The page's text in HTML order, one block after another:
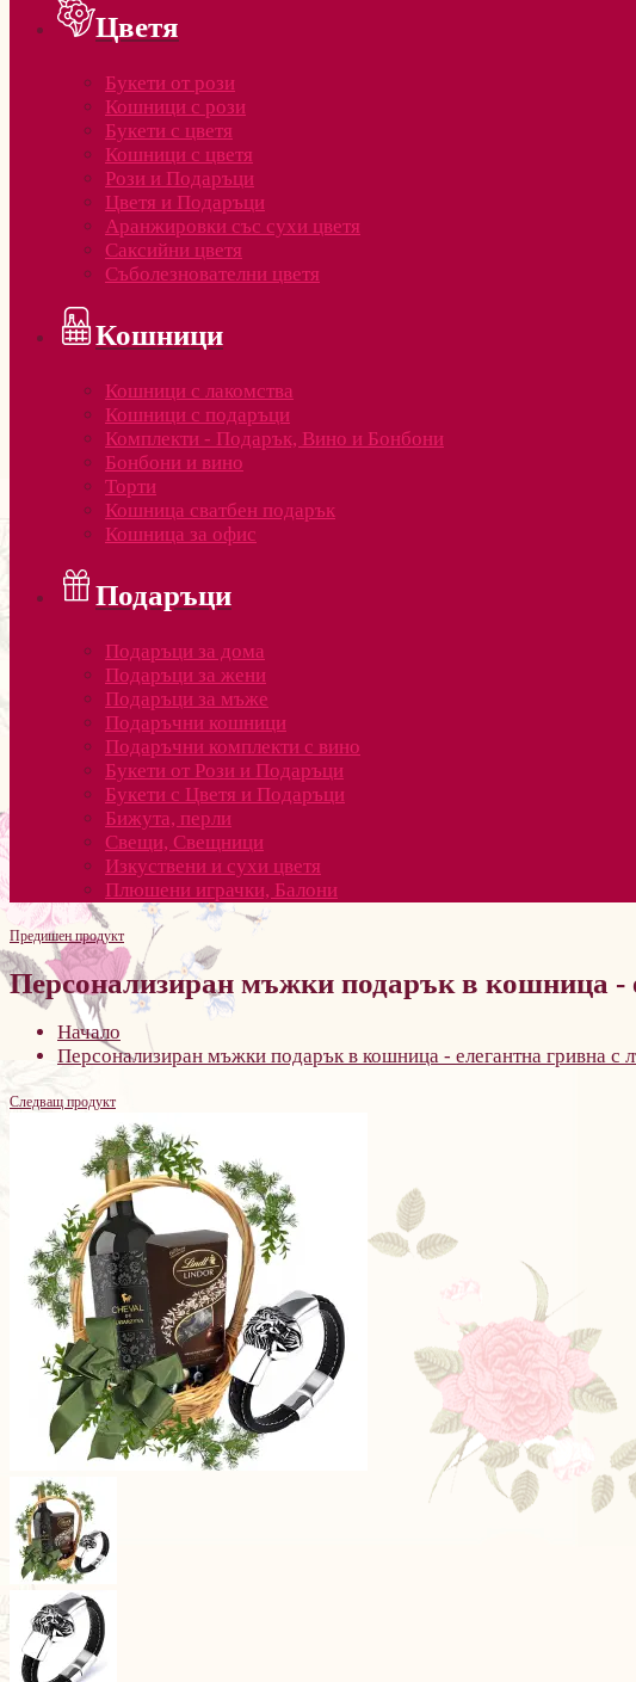
Цветя
Букети от рози
Кошници с рози
Букети с цветя
Кошници с цветя
Рози и Подаръци
Цветя и Подаръци
Аранжировки със сухи цветя
Саксийни цветя
Съболезнователни цветя
Кошници
Кошници с лакомства
Кошници с подаръци
Комплекти - Подарък, Вино и Бонбони
Бонбони и вино
Торти
Кошница сватбен подарък
Кошница за офис
Подаръци
Подаръци за дома
Подаръци за жени
Подаръци за мъже
Подаръчни кошници
Подаръчни комплекти с вино
Букети от Рози и Подаръци
Букети с Цветя и Подаръци
Бижута, перли
Свещи, Свещници
Изкуствени и сухи цветя
Плюшени играчки, Балони
Предишен продукт
Персонализиран мъжки подарък в кошница -
Начало
Персонализиран мъжки подарък в кошница - елегантна гривна с
Следващ продукт